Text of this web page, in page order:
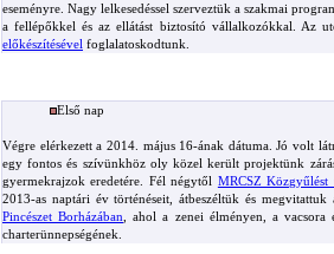
eseményre. Nagy lelkesedéssel szerveztük a szakmai
a fellépőkkel és az ellátást biztosító vállalkozókkal. Az
előkészítésével foglalatoskodtunk.
Első nap
Végre elérkezett a 2014. május 16-ának dátuma. Jó volt
egy fontos és szívünkhöz oly közel került projektünk
gyermekrajzok eredetére. Fél négytől MRCSZ Közgyűlést
2013-as naptári év történéseit, átbeszéltük és
Pincészet Borházában , ahol a zenei élményen, a
charterünnepségének.